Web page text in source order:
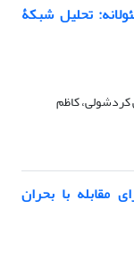
تحلیل شبکۀ
کاظم
مقابله با بحران